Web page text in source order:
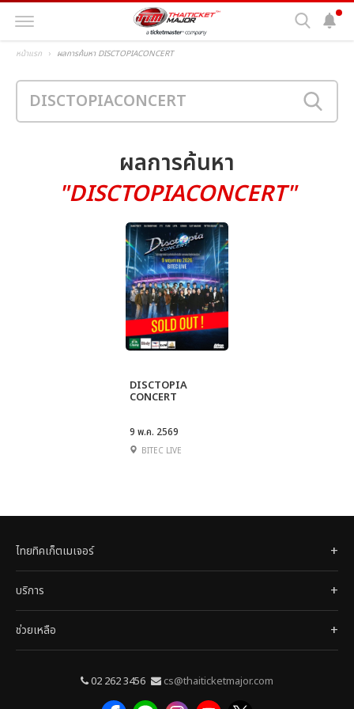
หน้าแรก ผลการค้นหา DISCTOPIACONCERT
ผลการค้นหา
"DISCTOPIACONCERT"
DISCTOPIA
CONCERT
9 พ.ค. 2569
BITEC LIVE
ไทยทิคเก็ตเมเจอร์
บริการ
ช่วยเหลือ
02 262 3456 cs@thaiticketmajor.com